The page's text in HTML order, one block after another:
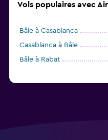
Vols populaires avec
Bâle à Casablanca
Casablanca à Bâle
Bâle à Rabat